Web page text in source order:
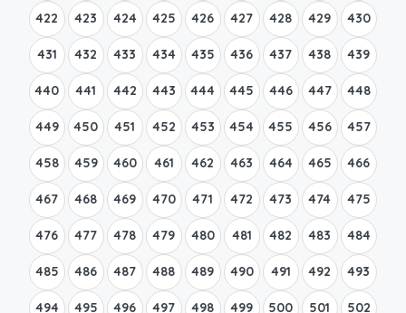
422 423 424 425 426 427 428 429 430
431 432 433 434 435 436 437 438 439
440 441 442 443 444 445 446 447 448
449 450 451 452 453 454 455 456 457
458 459 460 461 462 463 464 465 466
467 468 469 470 471 472 473 474 475
476 477 478 479 480 481 482 483 484
485 486 487 488 489 490 491 492 493
494 495 496 497 498 499 500 501 502